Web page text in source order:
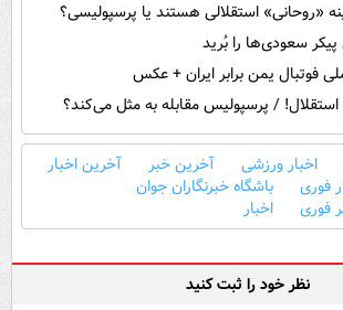
«روحانی» استقلالی هستند یا پرسپولیسی؟
سعودی‌ها را بُرید
فوتبال یمن برابر ایران + عکس
استقلال! / پرسپولیس مقابله به مثل می‌کند؟
اخبار ورزشی آخرین خبر
آخرین اخبار
فوری
باشگاه خبرنگاران جوان
فوری اخبار
نظر خود را ثبت کنید